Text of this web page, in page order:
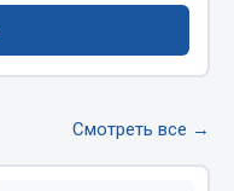
Смотреть все →